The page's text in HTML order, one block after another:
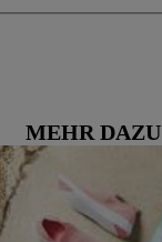
MEHR DAZU